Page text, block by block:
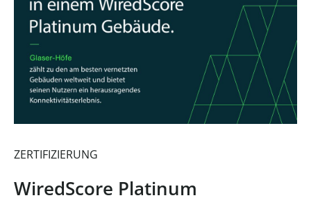
ZERTIFIZIERUNG
WiredScore Platinum